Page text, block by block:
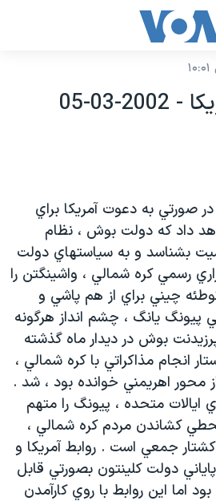
۲۰۲۴
اسرائیل
03-05
صورتي به دعوت آمريکا براي
داد که دولت بوش ، نظام
بشناسد و به سياستهاي دولت
رسمي کره شمالي ، واشينگتن را
چيني براي از هم پاشي و
پيونگ يانگ ، چشم انداز هرگونه
بوش در ديدار ماه گذشته
انجام مذاکراتي با کره شمالي ،
محور اهريمني خوانده بود ، شد .
ايالات متحده ، پيونگ را متهم
کشاندن مردم کره شمالي ،
جمعي است . روابط آمريکا و
دولت کلينتون بصورتي قابل
اما اين روابط با روي کارآمدن